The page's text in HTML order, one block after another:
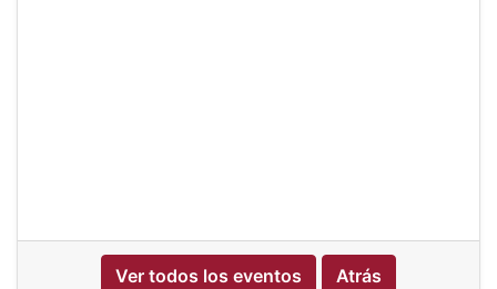
Ver todos los eventos Atrás